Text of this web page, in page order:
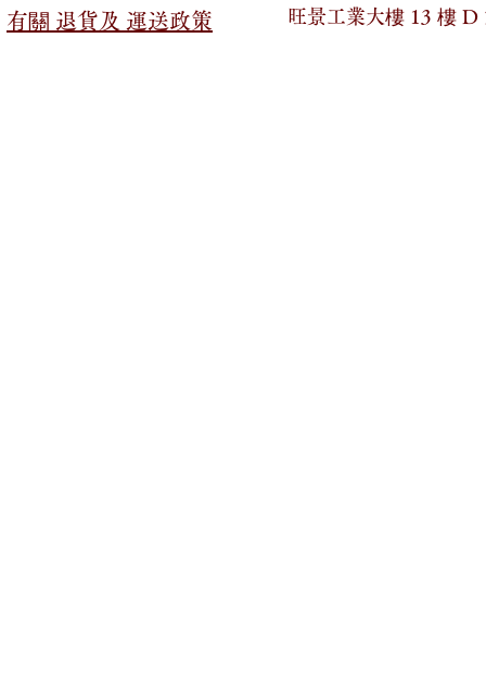
有關​​ 退貨及 運送政策
旺景工業大樓 13 樓 D